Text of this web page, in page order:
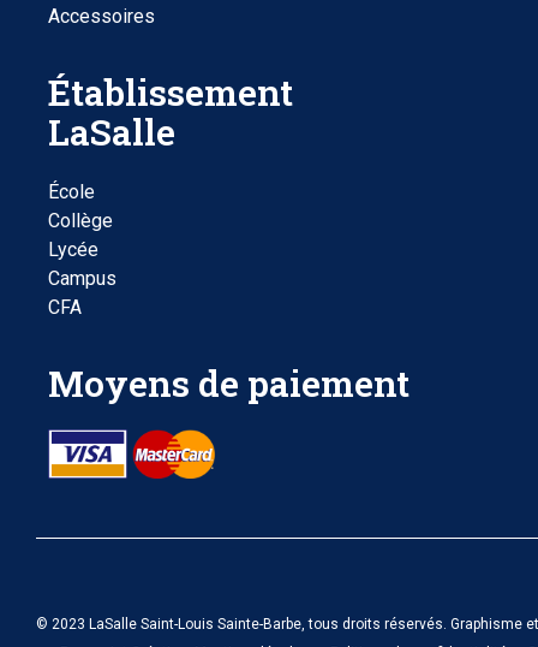
Accessoires
Établissement
LaSalle
École
Collège
Lycée
Campus
CFA
Moyens de paiement
© 2023 LaSalle Saint-Louis Sainte-Barbe, tous droits réservés. Graphisme